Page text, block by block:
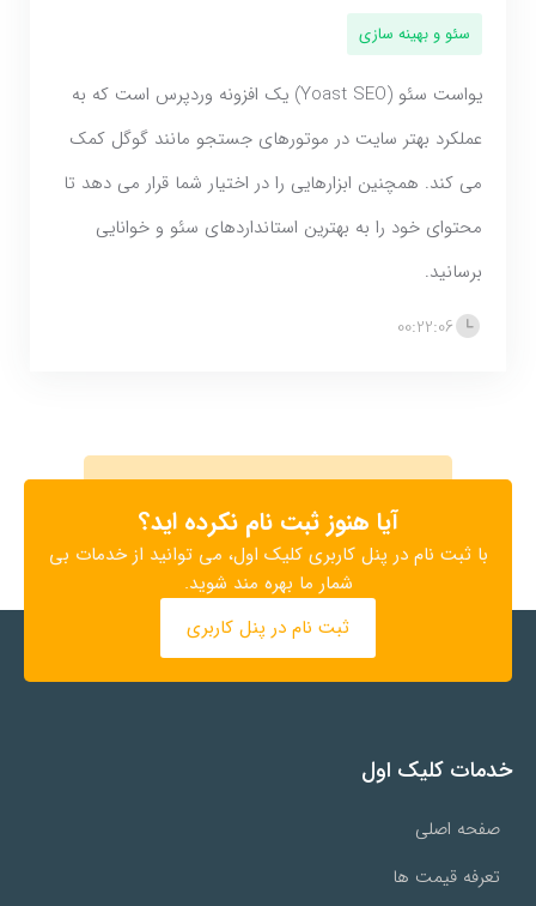
سئو و بهینه سازی
یواست سئو (Yoast SEO) یک افزونه وردپرس است که به
عملکرد بهتر سایت در موتورهای جستجو مانند گوگل کمک
می کند. همچنین ابزارهایی را در اختیار شما قرار می دهد تا
محتوای خود را به بهترین استانداردهای سئو و خوانایی
برسانید.
00:22:06
آیا هنوز ثبت نام نکرده اید؟
با ثبت نام در پنل کاربری کلیک اول، می توانید از خدمات بی
شمار ما بهره مند شوید.
ثبت نام در پنل کاربری
خدمات کلیک اول
صفحه اصلی
تعرفه قیمت ها